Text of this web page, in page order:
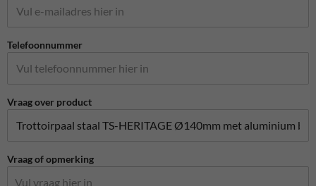
Telefoonnummer
Vraag over product
Vraag of opmerking